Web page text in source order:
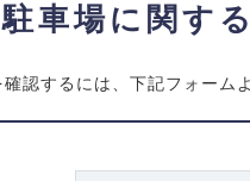
車場に関す
認するには、下記フォーム